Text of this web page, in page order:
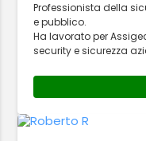
Professionista della
e pubblico.
Ha lavorato per
security e sicurezza